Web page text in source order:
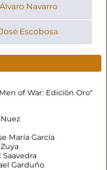
Álvaro Navarro
José Escobosa
of War: Edición Oro"
María García
Garduño